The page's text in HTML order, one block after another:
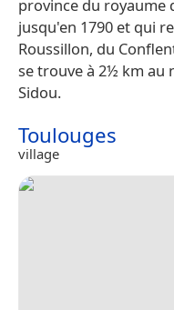
province du royaume
jusqu'en 1790 et qui
Roussillon, du
se trouve à 2½ km au
Sidou.
Toulouges
village